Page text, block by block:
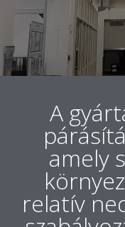
A
amely
relatív